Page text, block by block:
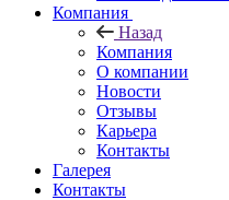
Компания
Назад
Компания
О компании
Новости
Отзывы
Карьера
Контакты
Галерея
Контакты